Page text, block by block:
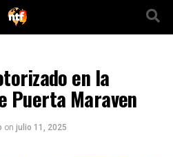
en la
Puerta Maraven
on julio 11, 2025